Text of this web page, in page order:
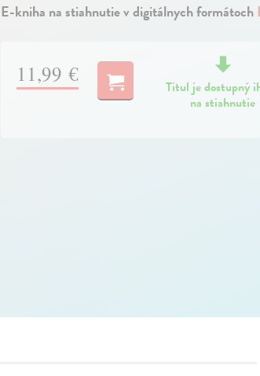
E-kniha na stiahnutie v digitálnych formátoch
11,99 €
Titul je dostupný
na stiahnutie